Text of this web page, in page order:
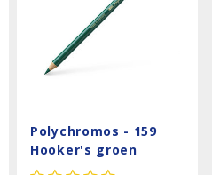
Polychromos - 159
Hooker's groen